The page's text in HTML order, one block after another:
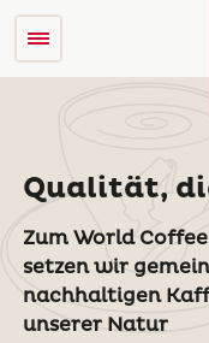
Qualität,
Zum World
setzen wir
nachhaltigen
unserer Natur